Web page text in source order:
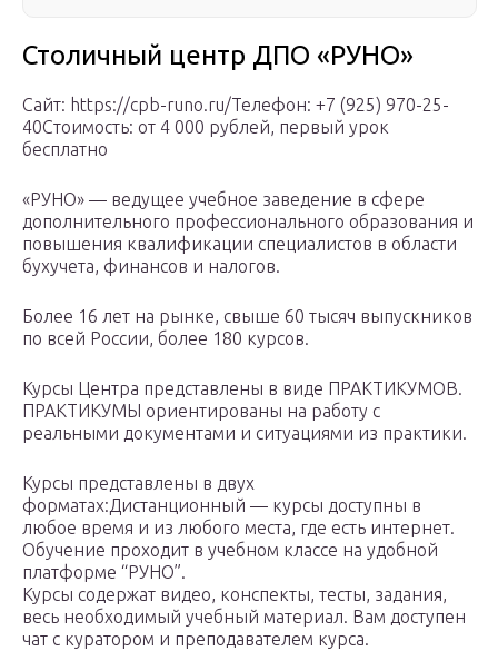
Столичный центр ДПО «РУНО»
Сайт: https://cpb-runo.ru/Телефон: +7 (925) 970-25-
40Стоимость: от 4 000 рублей, первый урок
бесплатно
«РУНО» — ведущее учебное заведение в сфере
дополнительного профессионального образования и
повышения квалификации специалистов в области
бухучета, финансов и налогов.
Более 16 лет на рынке, свыше 60 тысяч выпускников
по всей России, более 180 курсов.
Курсы Центра представлены в виде ПРАКТИКУМОВ.
ПРАКТИКУМЫ ориентированы на работу с
реальными документами и ситуациями из практики.
Курсы представлены в двух
форматах:Дистанционный — курсы доступны в
любое время и из любого места, где есть интернет.
Обучение проходит в учебном классе на удобной
платформе “РУНО”.
Курсы содержат видео, конспекты, тесты, задания,
весь необходимый учебный материал. Вам доступен
чат с куратором и преподавателем курса.